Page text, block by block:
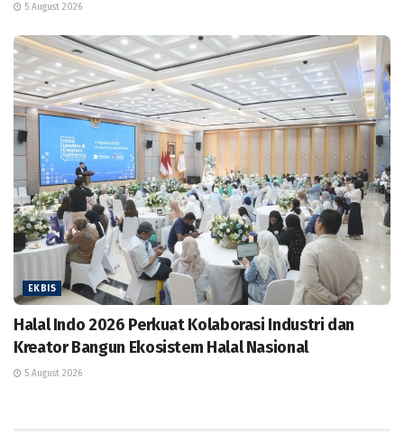
5 August 2026
EKBIS
Halal Indo 2026 Perkuat Kolaborasi Industri dan
Kreator Bangun Ekosistem Halal Nasional
5 August 2026